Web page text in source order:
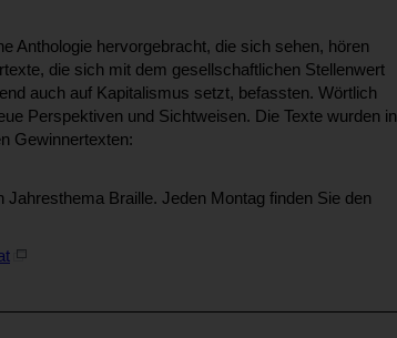
Anthologie hervorgebracht, die sich sehen, hören
die sich mit dem gesellschaftlichen Stellenwert
auch auf Kapitalismus setzt, befassten. Wörtlich
Perspektiven und Sichtweisen. Die Texte wurden in
Gewinnertexten:
Braille. Jeden Montag finden Sie den